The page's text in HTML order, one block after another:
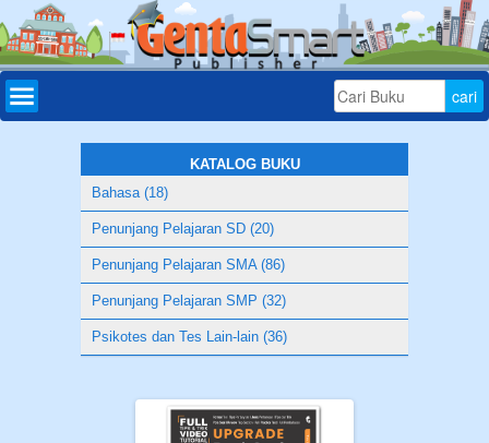
Daftar
Bonus
Aplikasi
Download
Tryout
KATALOG BUKU
Bahasa (18)
Penunjang Pelajaran SD (20)
Penunjang Pelajaran SMA (86)
Penunjang Pelajaran SMP (32)
Psikotes dan Tes Lain-lain (36)